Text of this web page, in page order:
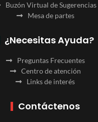
Buzón Virtual de Sugerencias
Mesa de partes
¿Necesitas Ayuda?
Preguntas Frecuentes
Centro de atención
Links de interés
Contáctenos